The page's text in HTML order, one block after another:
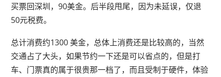
买票回深圳，90美金。后半段甩尾，因为未延误，仅退
50元税费。
总计消费约1300 美金，总体上消费还是比较高的，当然
交通占了大头，如果节约一下还是可以省点的，但是打
车、门票真的属于很贵那一档了，而且受制于硬件，体验